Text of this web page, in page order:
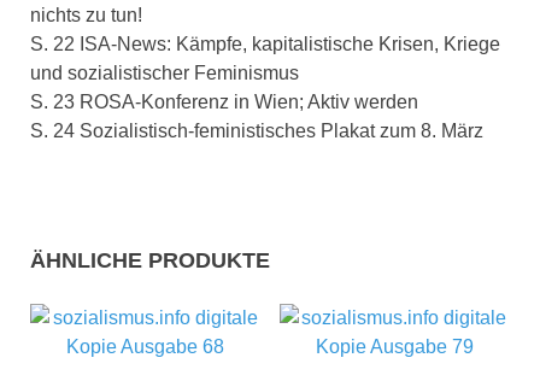
nichts zu tun!
S. 22 ISA-News: Kämpfe, kapitalistische Krisen, Kriege
und sozialistischer Feminismus
S. 23 ROSA-Konferenz in Wien; Aktiv werden
S. 24 Sozialistisch-feministisches Plakat zum 8. März
ÄHNLICHE PRODUKTE